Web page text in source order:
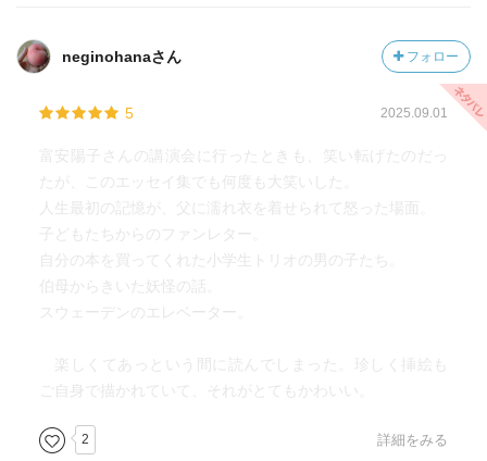
neginohanaさん フォロー
5 2025.09.01
富安陽子さんの講演会に行ったときも、笑い転げたのだっ
たが、このエッセイ集でも何度も大笑いした。
人生最初の記憶が、父に濡れ衣を着せられて怒った場面。
子どもたちからのファンレター。
自分の本を買ってくれた小学生トリオの男の子たち。
伯母からきいた妖怪の話。
スウェーデンのエレベーター。
楽しくてあっという間に読んでしまった。珍しく挿絵も
ご自身で描かれていて、それがとてもかわいい。
2 詳細をみる